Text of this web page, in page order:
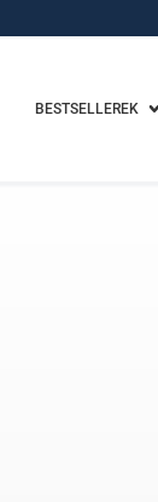
BESTSELLEREK